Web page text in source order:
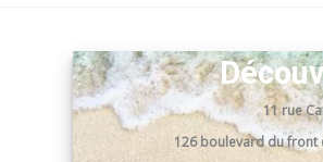
11 rue
126 boulevard du front